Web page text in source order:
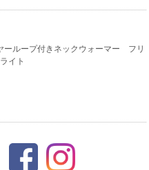
ーループ付きネックウォーマー フリ
イト